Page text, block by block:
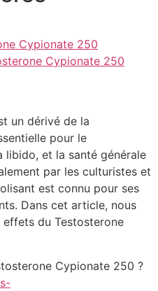
Cypionate 250
Cypionate 250
un dérivé de la
pour le
libido, et la santé générale
par les culturistes et
est connu pour ses
Dans cet article, nous
du Testosterone
Cypionate 250 ?